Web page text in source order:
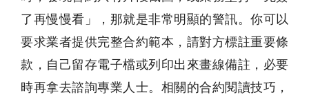
了再慢慢看」，那就是非常明顯的警訊。你可以
要求業者提供完整合約範本，請對方標註重要條
款，自己留存電子檔或列印出來畫線備註，必要
時再拿去諮詢專業人士。相關的合約閱讀技巧，